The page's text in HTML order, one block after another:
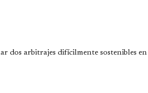
dos arbitrajes difícilmente sostenibles en